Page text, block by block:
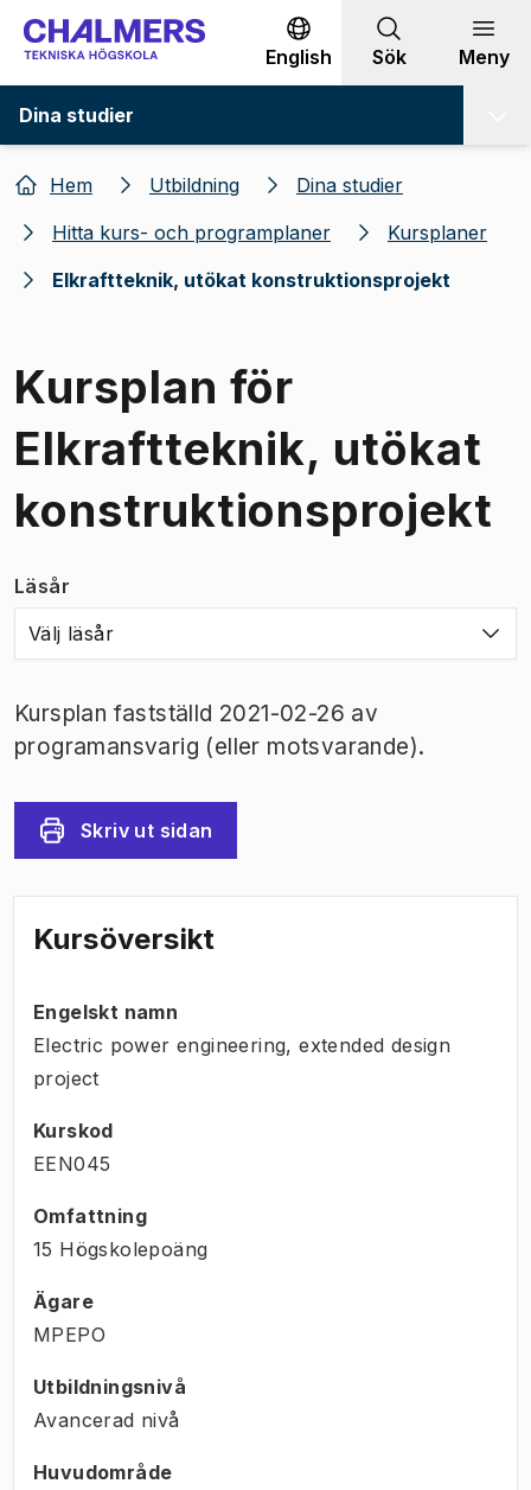
Gå till innehållet
English Sök Meny
Dina studier
Hem Utbildning
Dina studier
Hitta kurs- och programplaner
Kursplaner
Elkraftteknik, utökat konstruktionsprojekt
Kursplan för
Elkraftteknik, utökat
konstruktionsprojekt
Läsår
Välj läsår
Kursplan fastställd 2021-02-26 av
programansvarig (eller motsvarande).
Skriv ut sidan
Kursöversikt
Engelskt namn
Electric power engineering, extended design
project
Kurskod
EEN045
Omfattning
15 Högskolepoäng
Ägare
MPEPO
Utbildningsnivå
Avancerad nivå
Huvudområde